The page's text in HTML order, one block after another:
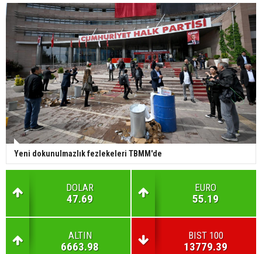
Yeni dokunulmazlık fezlekeleri TBMM'de
DOLAR
47.69
EURO
55.19
ALTIN
6663.98
BIST 100
13779.39